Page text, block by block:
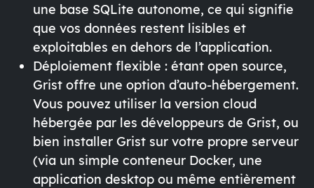
une base SQLite autonome, ce qui signifie
que vos données restent lisibles et
exploitables en dehors de l’application.
Déploiement flexible : étant open source,
Grist offre une option d’auto-hébergement.
Vous pouvez utiliser la version cloud
hébergée par les développeurs de Grist, ou
bien installer Grist sur votre propre serveur
(via un simple conteneur Docker, une
application desktop ou même entièrement